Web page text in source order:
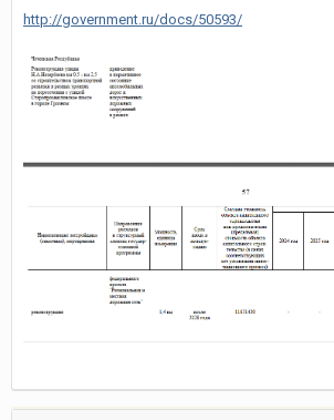
http://government.ru/docs/50593/